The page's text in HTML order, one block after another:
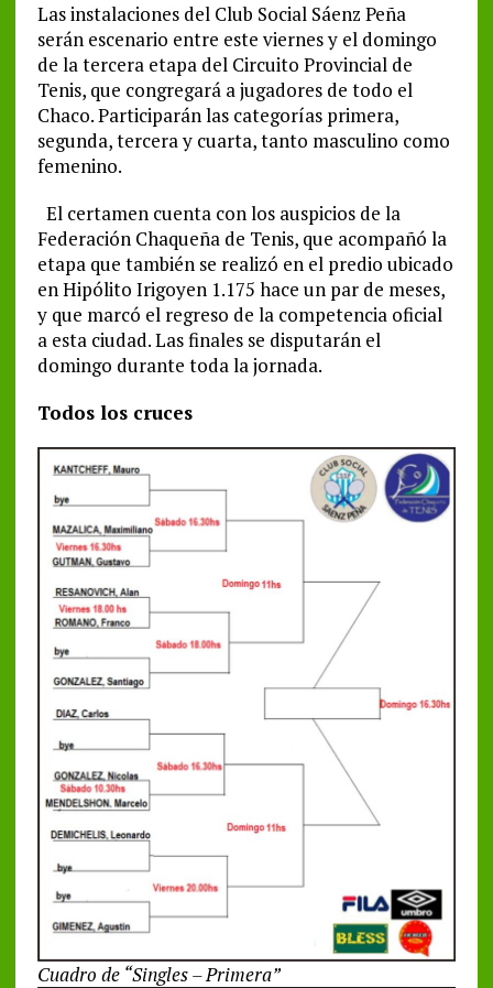
Las instalaciones del Club Social Sáenz Peña
serán escenario entre este viernes y el domingo
de la tercera etapa del Circuito Provincial de
Tenis, que congregará a jugadores de todo el
Chaco. Participarán las categorías primera,
segunda, tercera y cuarta, tanto masculino como
femenino.
El certamen cuenta con los auspicios de la
Federación Chaqueña de Tenis, que acompañó la
etapa que también se realizó en el predio ubicado
en Hipólito Irigoyen 1.175 hace un par de meses,
y que marcó el regreso de la competencia oficial
a esta ciudad. Las finales se disputarán el
domingo durante toda la jornada.
Todos los cruces
Cuadro de “Singles – Primera”